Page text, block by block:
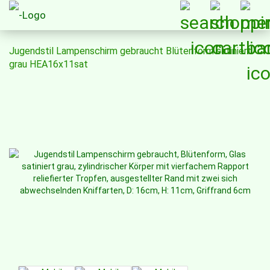
Jugendstil Lampenschirm gebraucht Blütenform satiniert
grau HEA16x11sat